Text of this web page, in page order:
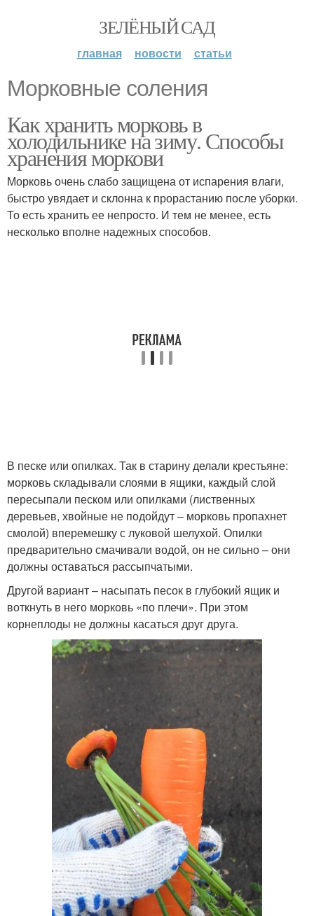
ЗЕЛЁНЫЙ САД
главная новости статьи
Морковные соления
Как хранить морковь в
холодильнике на зиму. Способы
хранения моркови
Морковь очень слабо защищена от испарения влаги,
быстро увядает и склонна к прорастанию после уборки.
То есть хранить ее непросто. И тем не менее, есть
несколько вполне надежных способов.
В песке или опилках. Так в старину делали крестьяне:
морковь складывали слоями в ящики, каждый слой
пересыпали песком или опилками (лиственных
деревьев, хвойные не подойдут – морковь пропахнет
смолой) вперемешку с луковой шелухой. Опилки
предварительно смачивали водой, он не сильно – они
должны оставаться рассыпчатыми.
Другой вариант – насыпать песок в глубокий ящик и
воткнуть в него морковь «по плечи». При этом
корнеплоды не должны касаться друг друга.